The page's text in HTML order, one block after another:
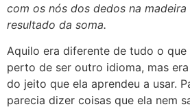
com os nós dos dedos na
resultado da soma.
Aquilo era diferente de tudo o que
perto de ser outro idioma, mas
do jeito que ela aprendeu a usar.
parecia dizer coisas que ela nem